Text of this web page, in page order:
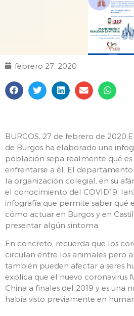
febrero 27, 2020
BURGOS, 27 de febrero de
de Burgos ha elaborado una
población sepa realmente qué
enfrentarse a él. El
la organización colegial, en su
el conocimiento del COVID19,
infografía que permite saber qué
cómo actuar en Burgos y en
presentar algún síntoma.
En concreto, recuerda que los
circulan entre los animales pero
también pueden afectar a seres
explica que el nuevo coronavirus
China a finales del 2019 y es una
había visto previamente en